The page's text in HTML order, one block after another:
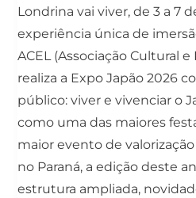
Londrina vai viver, de 3 a 7
experiência única de
ACEL (Associação Cultural
realiza a Expo Japão 2026
público: viver e vivenciar o
como uma das maiores
maior evento de
no Paraná, a edição deste
estrutura ampliada,